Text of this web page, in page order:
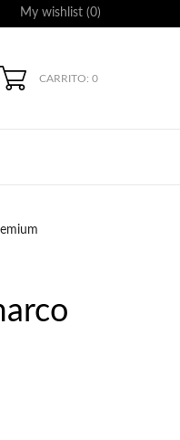
My wishlist (0)
CARRITO: 0